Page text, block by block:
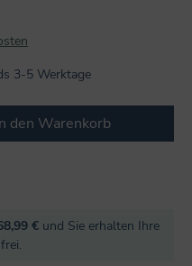
3-5 Werktage
gewünschten
den Warenkorb
€ und Sie erhalten Ihre